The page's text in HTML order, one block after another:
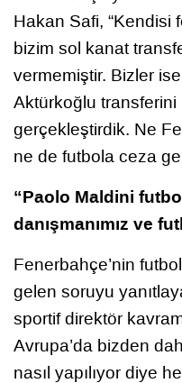
Hakan Safi, “Kendisi
bizim sol kanat
vermemiştir. Bizler
Aktürkoğlu
gerçekleştirdik. Ne
ne de futbola ceza
“Paolo Maldini
danışmanımız ve
Fenerbahçe’nin
gelen soruyu
sportif direktör
Avrupa’da bizden
nasıl yapılıyor diye